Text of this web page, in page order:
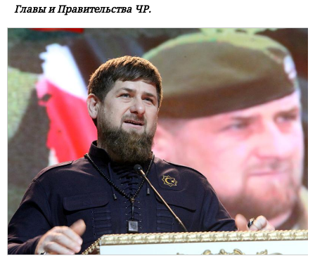
Главы и Правительства ЧР.